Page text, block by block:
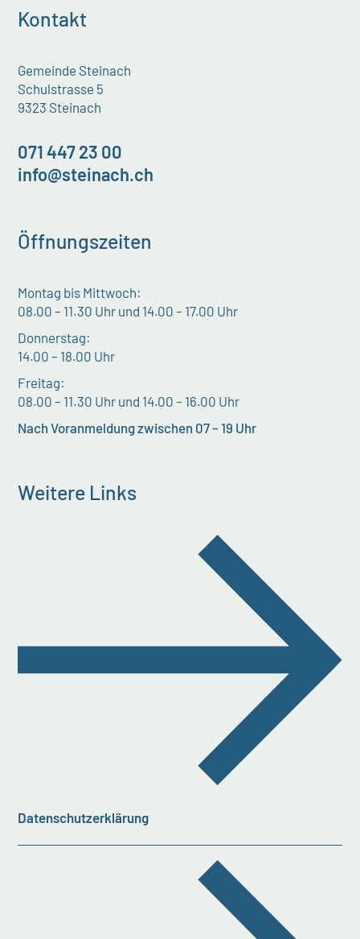
Kontakt
Gemeinde Steinach
Schulstrasse 5
9323 Steinach
071 447 23 00
info@steinach.ch
Öffnungszeiten
Montag bis Mittwoch:
08.00 – 11.30 Uhr und 14.00 – 17.00 Uhr
Donnerstag:
14.00 – 18.00 Uhr
Freitag:
08.00 – 11.30 Uhr und 14.00 – 16.00 Uhr
Nach Voranmeldung zwischen 07 – 19 Uhr
Weitere Links
Datenschutzerklärung